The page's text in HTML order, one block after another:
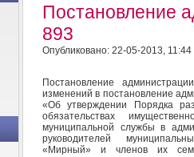
Постановление
893
Опубликовано: 22-05-2013, 11:44
Постановление
изменений в постановление
«Об утверждении Порядка
обязательствах
муниципальной службы в
руководителей
«Мирный» и членов их